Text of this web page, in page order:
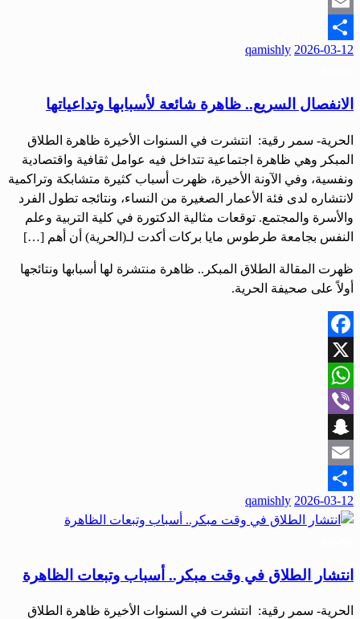
Email
Share
نُشر
2026-03-12
qamishly
الانفصال السريع.. ظاهرة شائعة لأسبابها وتداعياتها
الحرية- سمر رقية: انتشرت في السنوات الأخيرة ظاهرة الطلاق
المبكر وهي ظاهرة اجتماعية تتداخل فيه عوامل ثقافية واقتصادية
ونفسية، وفي الآونة الأخيرة، ظهرت أسباب كثيرة متشابكة وتراكمية
لانتشاره لدى فئة الأعمار الصغيرة من النساء، ونتائجه تطول الفرد
والأسرة والمجتمع. توقعات مثالية الدكتورة في كلية التربية وعلم
النفس بجامعة طرطوس مايا بركات أكدت لـ(الحرية) أن أهم […]
ظهرت المقالة الطلاق المبكر.. ظاهرة منتشرة لها أسبابها ونتائجها
أولاً على صحيفة الحرية.
Facebook
X
WhatsApp
Viber
Snapchat
Email
Share
نُشر
في
2026-03-12
qamishly
انتشار الطلاق في وقت مبكر.. أسباب وتبعات الظاهرة
الحرية- سمر رقية: انتشرت في السنوات الأخيرة ظاهرة الطلاق